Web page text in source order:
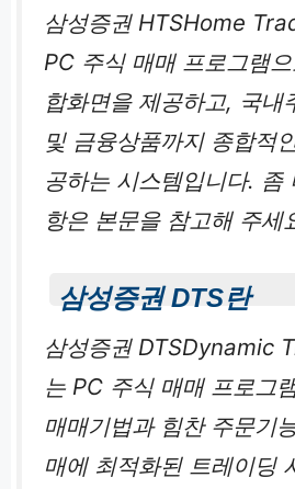
삼성증권 HTSHome
PC 주식 매매 프로그램
합화면을 제공하고, 국내
및 금융상품까지 종합적
공하는 시스템입니다. 좀
항은 본문을 참고해 주세
삼성증권 DTS란
삼성증권 DTSDynamic
는 PC 주식 매매 프로그
매매기법과 힘찬 주문기
매에 최적화된 트레이딩